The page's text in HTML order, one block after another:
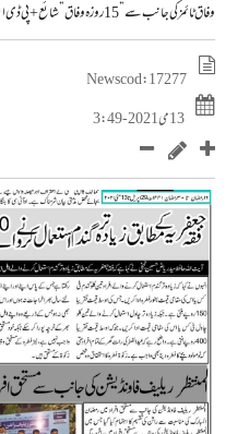
وفاق ٹائمز کی جانب سے”15 روزہ وفاق” شائع+ پی ڈی ایف فائل
News cod : 17277
13 می 2021 - 3:49